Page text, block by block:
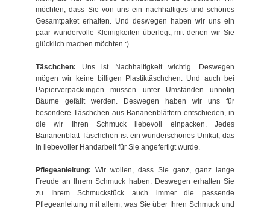
möchten, dass Sie von uns ein nachhaltiges und schönes
Gesamtpaket erhalten. Und deswegen haben wir uns ein
paar wundervolle Kleinigkeiten überlegt, mit denen wir Sie
glücklich machen möchten :)
Täschchen: Uns ist Nachhaltigkeit wichtig. Deswegen
mögen wir keine billigen Plastiktäschchen. Und auch bei
Papierverpackungen müssen unter Umständen unnötig
Bäume gefällt werden. Deswegen haben wir uns für
besondere Täschchen aus Bananenblättern entschieden, in
die wir Ihren Schmuck liebevoll einpacken. Jedes
Bananenblatt Täschchen ist ein wunderschönes Unikat, das
in liebevoller Handarbeit für Sie angefertigt wurde.
Pflegeanleitung: Wir wollen, dass Sie ganz, ganz lange
Freude an Ihrem Schmuck haben. Deswegen erhalten Sie
zu Ihrem Schmuckstück auch immer die passende
Pflegeanleitung mit allem, was Sie über Ihren Schmuck und